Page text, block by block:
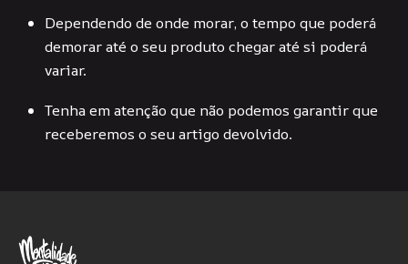
Dependendo de onde morar, o tempo que poderá
demorar até o seu produto chegar até si poderá
variar.
Tenha em atenção que não podemos garantir que
receberemos o seu artigo devolvido.